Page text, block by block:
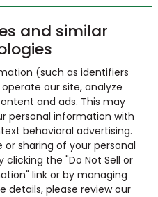
and similar
(such as identifiers
our site, analyze
and ads. This may
personal information with
behavioral advertising.
sharing of your personal
the "Do Not Sell or
link or by managing
details, please review our